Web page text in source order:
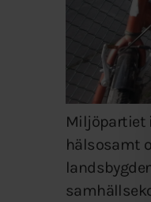
Miljöpartiet
hälsosamt